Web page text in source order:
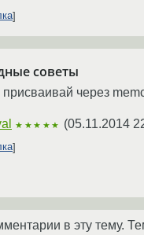
советы
через
★★★★★ (05.11.2014
в эту тему.